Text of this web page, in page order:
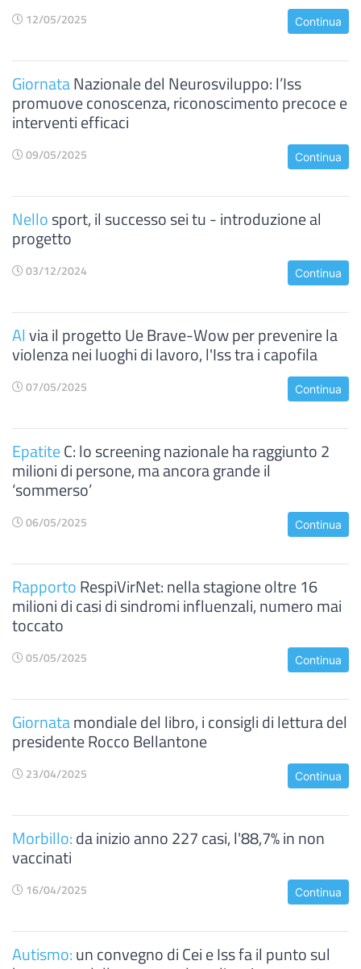
12/05/2025 Continua
GiornataNazionale del Neurosviluppo: l’Iss
promuove conoscenza, riconoscimento precoce e
interventi efficaci
09/05/2025 Continua
Nellosport, il successo sei tu - introduzione al
progetto
03/12/2024 Continua
Alvia il progetto Ue Brave-Wow per prevenire la
violenza nei luoghi di lavoro, l'Iss tra i capofila
07/05/2025 Continua
EpatiteC: lo screening nazionale ha raggiunto 2
milioni di persone, ma ancora grande il
‘sommerso’
06/05/2025 Continua
RapportoRespiVirNet: nella stagione oltre 16
milioni di casi di sindromi influenzali, numero mai
toccato
05/05/2025 Continua
Giornatamondiale del libro, i consigli di lettura del
presidente Rocco Bellantone
23/04/2025 Continua
Morbillo:da inizio anno 227 casi, l'88,7% in non
vaccinati
16/04/2025 Continua
Autismo:un convegno di Cei e Iss fa il punto sul